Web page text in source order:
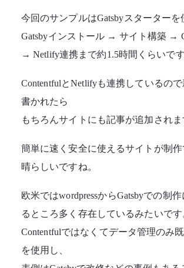
今回のサンプルはGatsbyスターター
Gatsbyインストール → サイト構築 →
→ Netlify連携まで約1.5時間くらいです
ContentfulとNetlifyも連携しているの
書かれたら
もちろんサイトにも記事が追加されま
簡単に速く安全に使えるサイトが制
晴らしいですね。
欧米ではwordpressからGatsbyでの制
るところ多く存在しているみたいです
Contentfulではなくてデータ管理のみ
を使用し、